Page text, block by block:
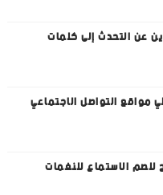
عن التحدث إلى كلمات
مواقع التواصل الاجتماعي
الاستماع للنغمات